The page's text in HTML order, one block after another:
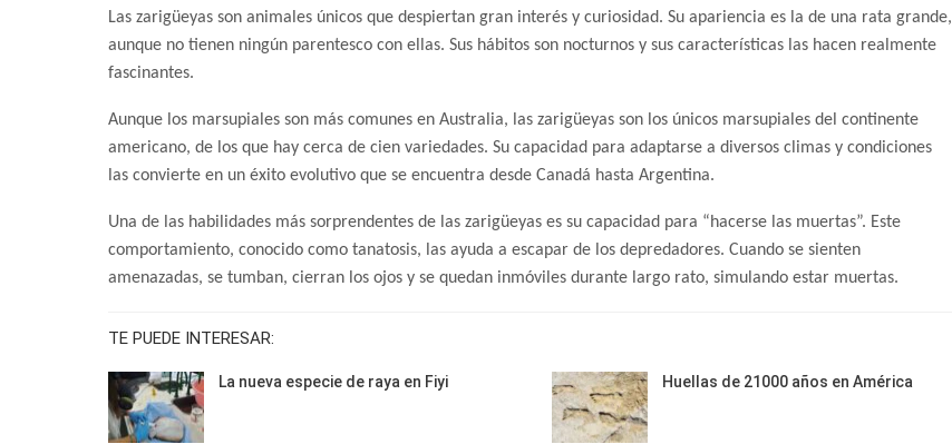
Las zarigüeyas son animales únicos que despiertan gran interés y curiosidad. Su apariencia es la de una rata grande,
aunque no tienen ningún parentesco con ellas. Sus hábitos son nocturnos y sus características las hacen realmente
fascinantes.
Aunque los marsupiales son más comunes en Australia, las zarigüeyas son los únicos marsupiales del continente
americano, de los que hay cerca de cien variedades. Su capacidad para adaptarse a diversos climas y condiciones
las convierte en un éxito evolutivo que se encuentra desde Canadá hasta Argentina.
Una de las habilidades más sorprendentes de las zarigüeyas es su capacidad para “hacerse las muertas”. Este
comportamiento, conocido como tanatosis, las ayuda a escapar de los depredadores. Cuando se sienten
amenazadas, se tumban, cierran los ojos y se quedan inmóviles durante largo rato, simulando estar muertas.
TE PUEDE INTERESAR:
La nueva especie de raya en Fiyi Huellas de 21000 años en América